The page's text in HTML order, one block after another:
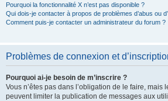
Pourquoi la fonctionnalité X n’est pas disponible ?
Qui dois-je contacter à propos de problèmes d’abus ou
Comment puis-je contacter un administrateur du forum ?
Problèmes de connexion et
Pourquoi ai-je besoin de m’inscrire ?
Vous n’êtes pas dans l’obligation de le faire, mais
peuvent limiter la publication de messages aux